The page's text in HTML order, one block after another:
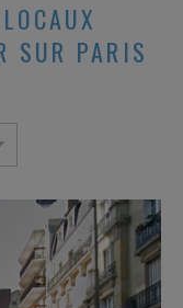
SUR PARIS